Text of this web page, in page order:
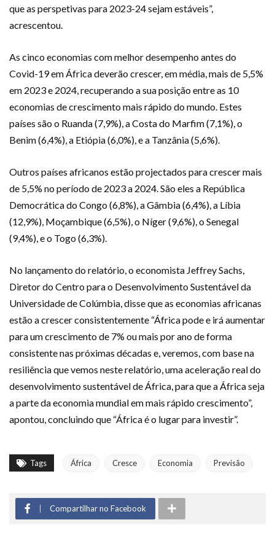
que as perspetivas para 2023-24 sejam estáveis”,
acrescentou.
As cinco economias com melhor desempenho antes do
Covid-19 em África deverão crescer, em média, mais de 5,5%
em 2023 e 2024, recuperando a sua posição entre as 10
economias de crescimento mais rápido do mundo. Estes
países são o Ruanda (7,9%), a Costa do Marfim (7,1%), o
Benim (6,4%), a Etiópia (6,0%), e a Tanzânia (5,6%).
Outros países africanos estão projectados para crescer mais
de 5,5% no período de 2023 a 2024. São eles a República
Democrática do Congo (6,8%), a Gâmbia (6,4%), a Líbia
(12,9%), Moçambique (6,5%), o Níger (9,6%), o Senegal
(9,4%), e o Togo (6,3%).
No lançamento do relatório, o economista Jeffrey Sachs,
Diretor do Centro para o Desenvolvimento Sustentável da
Universidade de Colúmbia, disse que as economias africanas
estão a crescer consistentemente “África pode e irá aumentar
para um crescimento de 7% ou mais por ano de forma
consistente nas próximas décadas e, veremos, com base na
resiliência que vemos neste relatório, uma aceleração real do
desenvolvimento sustentável de África, para que a África seja
a parte da economia mundial em mais rápido crescimento”,
apontou, concluindo que “África é o lugar para investir”.
Tags África Cresce Economia Previsão
Compartilhar no Facebook